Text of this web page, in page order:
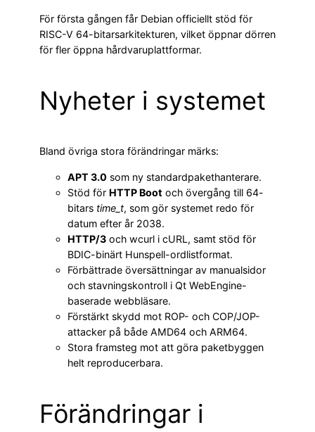
För första gången får Debian officiellt stöd för
RISC-V 64-bitarsarkitekturen, vilket öppnar dörren
för fler öppna hårdvaruplattformar.
Nyheter i systemet
Bland övriga stora förändringar märks:
APT 3.0 som ny standardpakethanterare.
Stöd för HTTP Boot och övergång till 64-
bitars time_t, som gör systemet redo för
datum efter år 2038.
HTTP/3 och wcurl i cURL, samt stöd för
BDIC-binärt Hunspell-ordlistformat.
Förbättrade översättningar av manualsidor
och stavningskontroll i Qt WebEngine-
baserade webbläsare.
Förstärkt skydd mot ROP- och COP/JOP-
attacker på både AMD64 och ARM64.
Stora framsteg mot att göra paketbyggen
helt reproducerbara.
Förändringar i